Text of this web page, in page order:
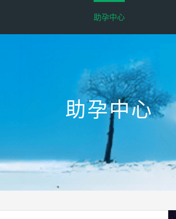
助孕中心
助孕中心